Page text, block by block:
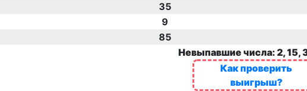
Невыпавшие числа: 2, 15,
Как проверить
выигрыш?
35
9
85